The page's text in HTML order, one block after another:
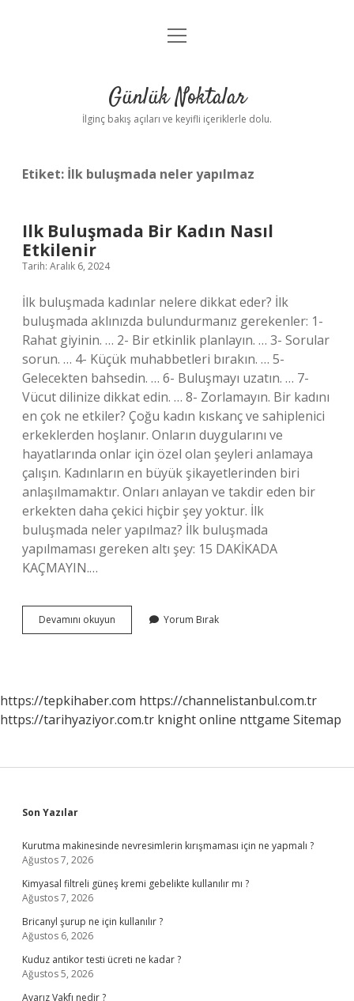
Anasayfa
Yasal Uyarı
menüyü
Günlük Noktalar
İlginç bakış açıları ve keyifli içeriklerle dolu.
Etiket: İlk buluşmada neler yapılmaz
Ilk Buluşmada Bir Kadın Nasıl
Etkilenir
Tarih: Aralık 6, 2024
İlk buluşmada kadınlar nelere dikkat eder? İlk
buluşmada aklınızda bulundurmanız gerekenler: 1-
Rahat giyinin. … 2- Bir etkinlik planlayın. … 3- Sorular
sorun. … 4- Küçük muhabbetleri bırakın. … 5-
Gelecekten bahsedin. … 6- Buluşmayı uzatın. … 7-
Vücut dilinize dikkat edin. … 8- Zorlamayın. Bir kadını
en çok ne etkiler? Çoğu kadın kıskanç ve sahiplenici
erkeklerden hoşlanır. Onların duygularını ve
hayatlarında onlar için özel olan şeyleri anlamaya
çalışın. Kadınların en büyük şikayetlerinden biri
anlaşılmamaktır. Onları anlayan ve takdir eden bir
erkekten daha çekici hiçbir şey yoktur. İlk
buluşmada neler yapılmaz? İlk buluşmada
yapılmaması gereken altı şey: 15 DAKİKADA
KAÇMAYIN.…
Devamını okuyun
Buluşmada
Yorum Bırak
https://tepkihaber.com https://channelistanbul.com.tr
https://tarihyaziyor.com.tr knight online nttgame Sitemap
Sidebar
Son Yazılar
Kurutma makinesinde nevresimlerin kırışmaması için ne yapmalı ?
Ağustos 7, 2026
Kimyasal filtreli güneş kremi gebelikte kullanılır mı ?
Ağustos 7, 2026
Bricanyl şurup ne için kullanılır ?
Ağustos 6, 2026
Kuduz antikor testi ücreti ne kadar ?
Ağustos 5, 2026
Avarız Vakfı nedir ?